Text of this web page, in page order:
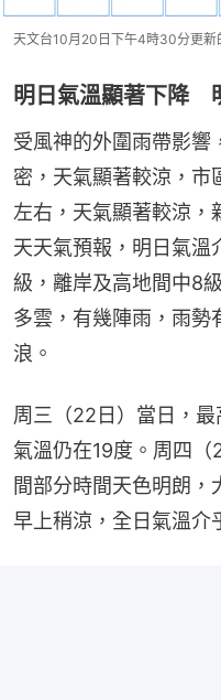
天文台10月20日下午4時30分更新
明日氣溫顯著下降
受風神的外圍雨帶影響
密，天氣顯著較涼，市
左右，天氣顯著較涼，
天天氣預報，明日氣
級，離岸及高地間中8
多雲，有幾陣雨，雨勢
浪。
周三（22日）當日，
氣溫仍在19度。周四（
間部分時間天色明朗，
早上稍涼，全日氣溫介